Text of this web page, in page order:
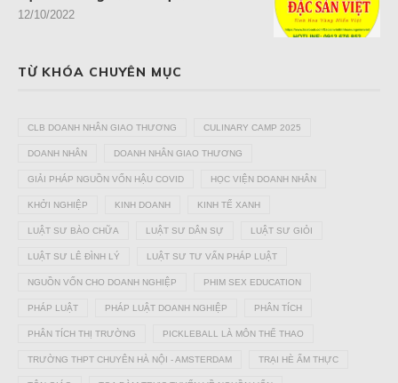
12/10/2022
TỪ KHÓA CHUYÊN MỤC
CLB DOANH NHÂN GIAO THƯƠNG CULINARY CAMP 2025
DOANH NHÂN DOANH NHÂN GIAO THƯƠNG
GIẢI PHÁP NGUỒN VỐN HẬU COVID HỌC VIỆN DOANH NHÂN
KHỞI NGHIỆP KINH DOANH KINH TẾ XANH
LUẬT SƯ BÀO CHỮA LUẬT SƯ DÂN SỰ LUẬT SƯ GIỎI
LUẬT SƯ LÊ ĐÌNH LÝ LUẬT SƯ TƯ VẤN PHÁP LUẬT
NGUỒN VỐN CHO DOANH NGHIỆP PHIM SEX EDUCATION
PHÁP LUẬT PHÁP LUẬT DOANH NGHIỆP PHÂN TÍCH
PHÂN TÍCH THỊ TRƯỜNG PICKLEBALL LÀ MÔN THỂ THAO
TRƯỜNG THPT CHUYÊN HÀ NỘI - AMSTERDAM TRẠI HÈ ẨM THỰC